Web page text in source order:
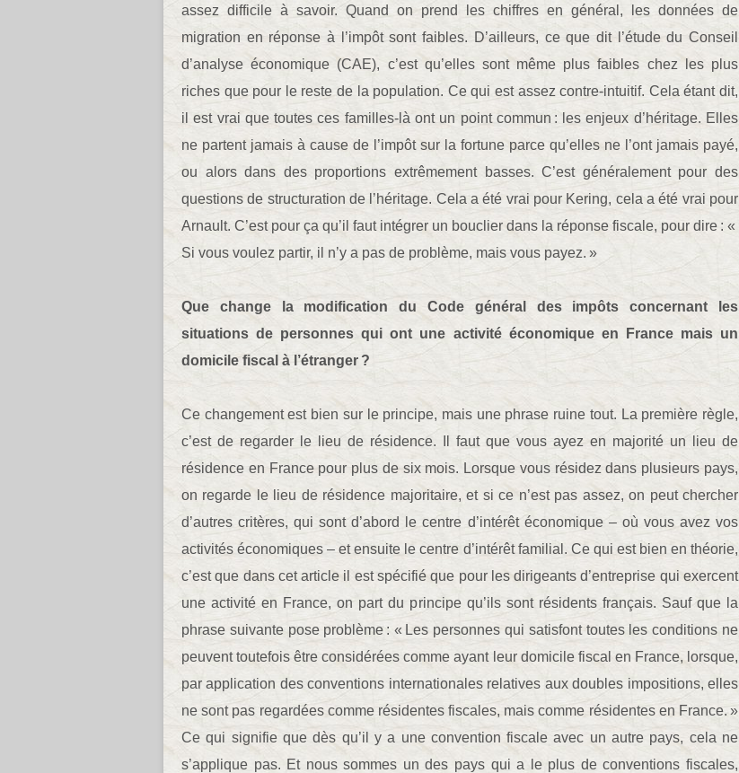
assez difficile à savoir. Quand on prend les chiffres en général, les données de
migration en réponse à l’impôt sont faibles. D’ailleurs, ce que dit l’étude du Conseil
d’analyse économique (CAE), c’est qu’elles sont même plus faibles chez les plus
riches que pour le reste de la population. Ce qui est assez contre-intuitif. Cela étant dit,
il est vrai que toutes ces familles-là ont un point commun : les enjeux d’héritage. Elles
ne partent jamais à cause de l’impôt sur la fortune parce qu’elles ne l’ont jamais payé,
ou alors dans des proportions extrêmement basses. C’est généralement pour des
questions de structuration de l’héritage. Cela a été vrai pour Kering, cela a été vrai pour
Arnault. C’est pour ça qu’il faut intégrer un bouclier dans la réponse fiscale, pour dire : «
Si vous voulez partir, il n’y a pas de problème, mais vous payez. »
Que change la modification du Code général des impôts concernant les
situations de personnes qui ont une activité économique en France mais un
domicile fiscal à l’étranger ?
Ce changement est bien sur le principe, mais une phrase ruine tout. La première règle,
c’est de regarder le lieu de résidence. Il faut que vous ayez en majorité un lieu de
résidence en France pour plus de six mois. Lorsque vous résidez dans plusieurs pays,
on regarde le lieu de résidence majoritaire, et si ce n’est pas assez, on peut chercher
d’autres critères, qui sont d’abord le centre d’intérêt économique – où vous avez vos
activités économiques – et ensuite le centre d’intérêt familial. Ce qui est bien en théorie,
c’est que dans cet article il est spécifié que pour les dirigeants d’entreprise qui exercent
une activité en France, on part du principe qu’ils sont résidents français. Sauf que la
phrase suivante pose problème : « Les personnes qui satisfont toutes les conditions ne
peuvent toutefois être considérées comme ayant leur domicile fiscal en France, lorsque,
par application des conventions internationales relatives aux doubles impositions, elles
ne sont pas regardées comme résidentes fiscales, mais comme résidentes en France. »
Ce qui signifie que dès qu’il y a une convention fiscale avec un autre pays, cela ne
s’applique pas. Et nous sommes un des pays qui a le plus de conventions fiscales,